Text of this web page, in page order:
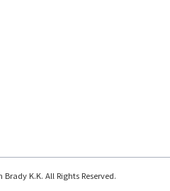
K.K. All Rights Reserved.